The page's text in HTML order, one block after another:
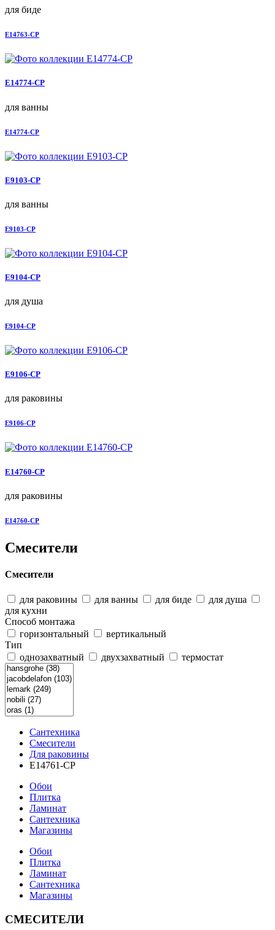
для биде
E14763-CP
E14774-CP
для ванны
E14774-CP
E9103-CP
для ванны
E9103-CP
E9104-CP
для душа
E9104-CP
E9106-CP
для раковины
E9106-CP
E14760-CP
для раковины
E14760-CP
Смесители
Смесители
для раковины для ванны для биде
для душа
для кухни
Способ монтажа
горизонтальный
вертикальный
Тип
однозахватный
двухзахватный термостат
Сантехника
Смесители
Для раковины
E14761-CP
Обои
Плитка
Ламинат
Сантехника
Магазины
Обои
Плитка
Ламинат
Сантехника
Магазины
СМЕСИТЕЛИ